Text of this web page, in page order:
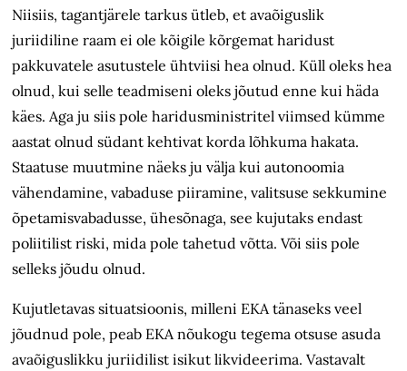
Niisiis, tagantjärele tarkus ütleb, et avaõiguslik
juriidiline raam ei ole kõigile kõrgemat haridust
pakkuvatele asutustele ühtviisi hea olnud. Küll oleks hea
olnud, kui selle teadmiseni oleks jõutud enne kui häda
käes. Aga ju siis pole haridusministritel viimsed kümme
aastat olnud südant kehtivat korda lõhkuma hakata.
Staatuse muutmine näeks ju välja kui autonoomia
vähendamine, vabaduse piiramine, valitsuse sekkumine
õpetamisvabadusse, ühesõnaga, see kujutaks endast
poliitilist riski, mida pole tahetud võtta. Või siis pole
selleks jõudu olnud.
Kujutletavas situatsioonis, milleni EKA tänaseks veel
jõudnud pole, peab EKA nõukogu tegema otsuse asuda
avaõiguslikku juriidilist isikut likvideerima. Vastavalt